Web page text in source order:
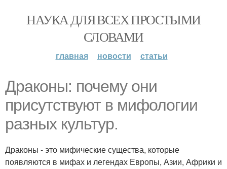
НАУКА ДЛЯ ВСЕХ ПРОСТЫМИ
СЛОВАМИ
главная новости статьи
Драконы: почему они
присутствуют в мифологии
разных культур.
Драконы - это мифические существа, которые
появляются в мифах и легендах Европы, Азии, Африки и